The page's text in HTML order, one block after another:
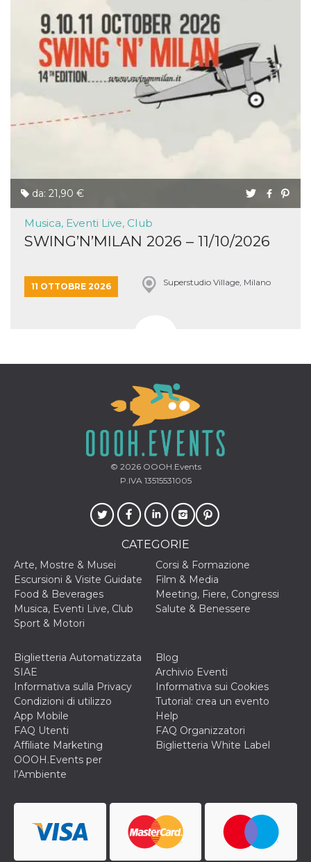
da: 21,90 €
Musica, Eventi Live, Club
SWING’N’MILAN 2026 – 11/10/2026
11 OTTOBRE 2026 Superstudio Village, Milano
© 2026OOOH.Events
P.IVA 13515531005
CATEGORIE
Arte, Mostre & Musei
Corsi & Formazione
Escursioni & Visite Guidate
Film & Media
Food & Beverages
Meeting, Fiere, Congressi
Musica, Eventi Live, Club
Salute & Benessere
Sport & Motori
Biglietteria Automatizzata
SIAE
Blog
Archivio Eventi
Informativa sulla Privacy
Informativa sui Cookies
Condizioni di utilizzo
Tutorial: crea un evento
App Mobile
Help
FAQ Utenti
FAQ Organizzatori
Affiliate Marketing
Biglietteria White Label
OOOH.Events per
l’Ambiente